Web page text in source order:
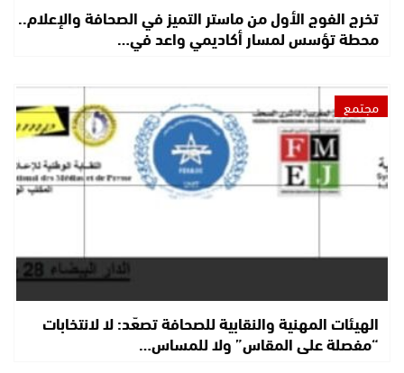
تخرج الفوج الأول من ماستر التميز في الصحافة والإعلام..
محطة تؤسس لمسار أكاديمي واعد في…
مجتمع
الهيئات المهنية والنقابية للصحافة تصعّد: لا لانتخابات
“مفصلة على المقاس” ولا للمساس…